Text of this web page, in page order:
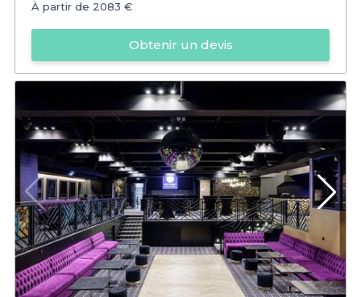
À partir de 2083 €
Obtenir un devis